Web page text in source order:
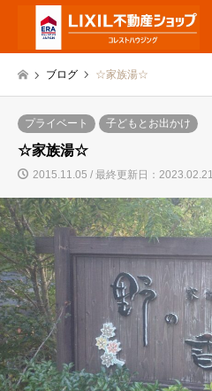
ブログ ☆家族湯☆
プライベート 子どもとお出かけ
☆家族湯☆
2015.11.05 / 最終更新日：2023.02.21